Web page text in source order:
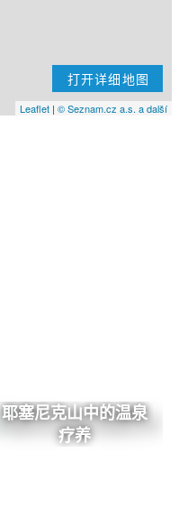
打开详细地图
Leaflet | © Seznam.cz a.s. a další
耶塞尼克山中的温泉
疗养